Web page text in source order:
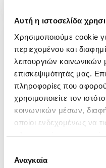
Αυτή η ιστοσελίδα
Χρησιμοποιούμε cookie
περιεχομένου και
λειτουργιών
επισκεψιμότητάς μας.
πληροφορίες που
χρησιμοποιείτε τον
κοινωνικών μέσων,
οποίοι ενδεχομένως να
πληροφορίες που τους
χρήση των υπηρεσιών
συγκατάθεσης
Αναγκαία
Πληροφορίες
8 μέρες αεροπορικώς
Στάβανγκερ,
επιλεγμένα
καθημερινά.